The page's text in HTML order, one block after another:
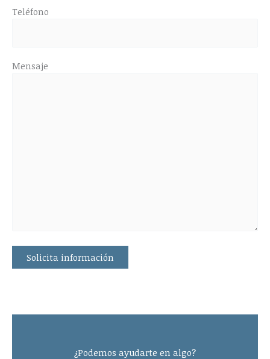
Teléfono
Mensaje
Please leave this field empty.
¿Podemos ayudarte en algo?